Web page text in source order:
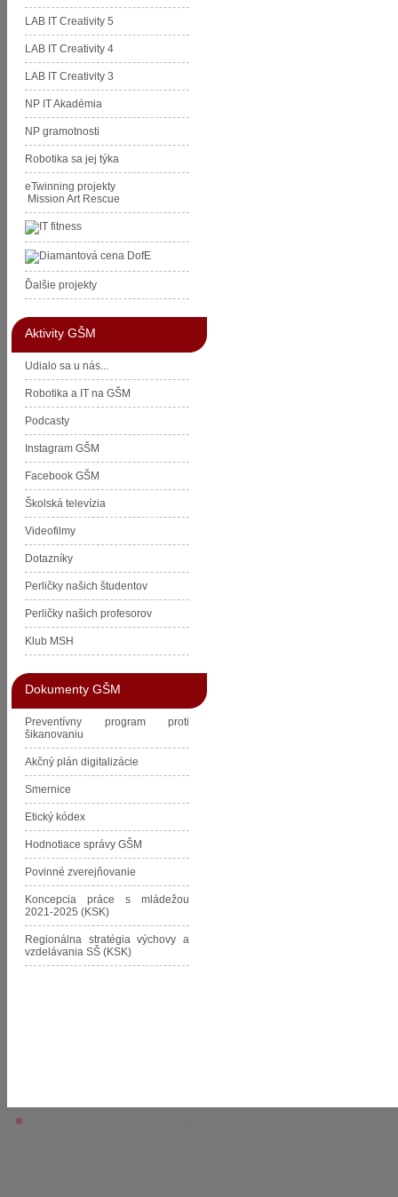
LAB IT Creativity 5
LAB IT Creativity 4
LAB IT Creativity 3
NP IT Akadémia
NP gramotnosti
Robotika sa jej týka
eTwinning projekty
Mission Art Rescue
Ďalšie projekty
Aktivity GŠM
Udialo sa u nás...
Robotika a IT na GŠM
Podcasty
Instagram GŠM
Facebook GŠM
Školská televízia
Videofilmy
Dotazníky
Perličky našich študentov
Perličky našich profesorov
Klub MSH
Dokumenty GŠM
Preventívny program proti
šikanovaniu
Akčný plán digitalizácie
Smernice
Etický kódex
Hodnotiace správy GŠM
Povinné zverejňovanie
Koncepcia práce s mládežou
2021-2025 (KSK)
Regionálna stratégia výchovy a
vzdelávania SŠ (KSK)
©